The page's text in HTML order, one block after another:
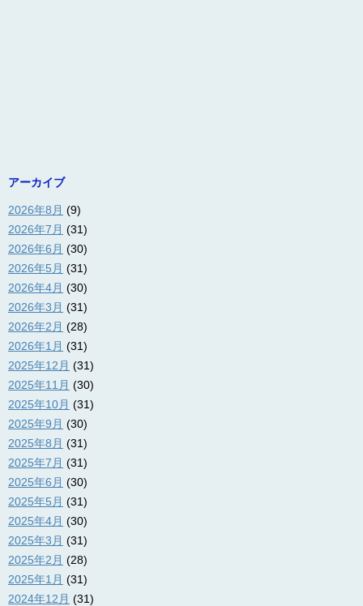
アーカイブ
2026年8月 (9)
2026年7月 (31)
2026年6月 (30)
2026年5月 (31)
2026年4月 (30)
2026年3月 (31)
2026年2月 (28)
2026年1月 (31)
2025年12月 (31)
2025年11月 (30)
2025年10月 (31)
2025年9月 (30)
2025年8月 (31)
2025年7月 (31)
2025年6月 (30)
2025年5月 (31)
2025年4月 (30)
2025年3月 (31)
2025年2月 (28)
2025年1月 (31)
2024年12月 (31)